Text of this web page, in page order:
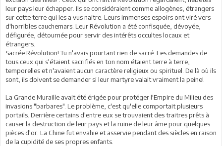
leur pays leur échapper. Ils se considéraient comme allogènes, étrangers
sur cette terre qui les a vus naitre. Leurs immenses espoirs ont viré vers
d'horribles cauchemars. Leur Révolution a été confisquée, dévoyée,
défigurée, détournée pour servir des intérêts occultes locaux et
étrangers.
Sacrée Révolution! Tu n'avais pourtant rien de sacré. Les demandes de
tous ceux qui s'étaient sacrifiés en ton nom étaient terre à terre,
temporelles et n'avaient aucun caractère religieux ou spirituel. De là où ils
sont, ils doivent se demander si leur martyre valait vraiment la peine!
La Grande Muraille avait été érigée pour protéger l'Empire du Milieu des
invasions "barbares". Le problème, c'est qu'elle comportait plusieurs
portails. Derrière certains d'entre eux se trouvaient des traitres prêts à
causer la destruction de leur pays et la ruine de leur âme pour quelques
pièces d'or. La Chine fut envahie et asservie pendant des siècles en raison
de la cupidité de ses propres enfants.